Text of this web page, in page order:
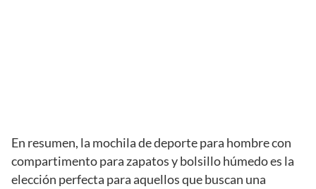
En resumen, la mochila de deporte para hombre con
compartimento para zapatos y bolsillo húmedo es la
elección perfecta para aquellos que buscan una